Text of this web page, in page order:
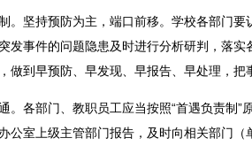
。坚持预防为主，端口前移。学校各部门
发事件的问题隐患及时进行分析研判，落实
做到早预防、早发现、早报告、早处理，把
。各部门、教职员工应当按照“首遇负责制”
公室上级主管部门报告，及时向相关部门（